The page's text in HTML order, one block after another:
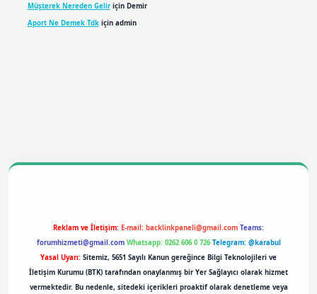
Müşterek Nereden Geliriçin Demir
Aport Ne Demek Tdkiçin admin
Reklam ve İletişim: E-mail: backlinkpaneli@gmail.com Teams:
forumhizmeti@gmail.com Whatsapp: 0262 606 0 726 Telegram: @karabul
Yasal Uyarı: Sitemiz, 5651 Sayılı Kanun gereğince Bilgi Teknolojileri ve
İletişim Kurumu (BTK) tarafından onaylanmış bir Yer Sağlayıcı olarak hizmet
vermektedir. Bu nedenle, sitedeki içerikleri proaktif olarak denetleme veya